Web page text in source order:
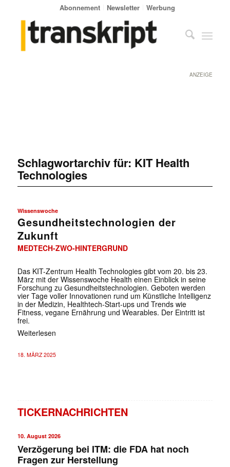
Abonnement Newsletter Werbung
ANZEIGE
Schlagwortarchiv für: KIT Health
Technologies
Wissenswoche
Gesundheitstechnologien der
Zukunft
MEDTECH-ZWO-HINTERGRUND
Das KIT-Zentrum Health Technologies gibt vom 20. bis 23.
März mit der Wissenswoche Health einen Einblick in seine
Forschung zu Gesundheitstechnologien. Geboten werden
vier Tage voller Innovationen rund um Künstliche Intelligenz
in der Medizin, Healthtech-Start-ups und Trends wie
Fitness, vegane Ernährung und Wearables. Der Eintritt ist
frei.
Weiterlesen
18. MÄRZ 2025
TICKERNACHRICHTEN
10. August 2026
Verzögerung bei ITM: die FDA hat noch
Fragen zur Herstellung